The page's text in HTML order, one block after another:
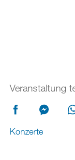
Veranstaltung
Konzerte